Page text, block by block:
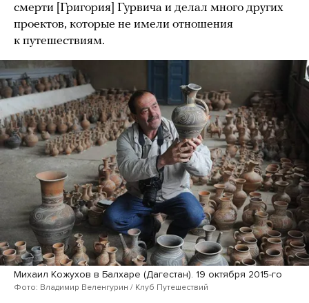
смерти [Григория] Гурвича и делал много других
проектов, которые не имели отношения
к путешествиям.
Михаил Кожухов в Балхаре (Дагестан). 19 октября 2015-го
Фото: Владимир Веленгурин / Клуб Путешествий